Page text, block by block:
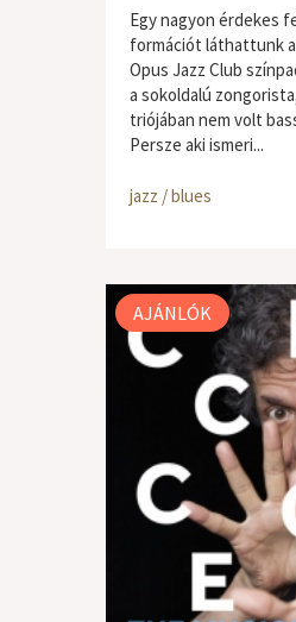
Egy nagyon érdekes
formációt láthattunk
Opus Jazz Club
a sokoldalú
triójában nem volt
Persze aki ismeri...
jazz / blues
AJÁNLÓK